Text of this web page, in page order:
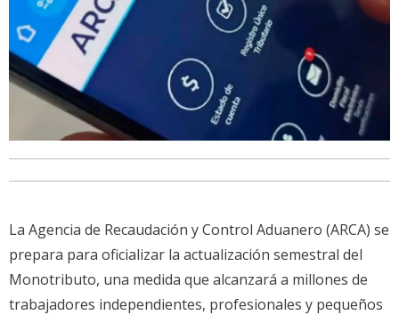
La Agencia de Recaudación y Control Aduanero (ARCA) se
prepara para oficializar la actualización semestral del
Monotributo, una medida que alcanzará a millones de
trabajadores independientes, profesionales y pequeños